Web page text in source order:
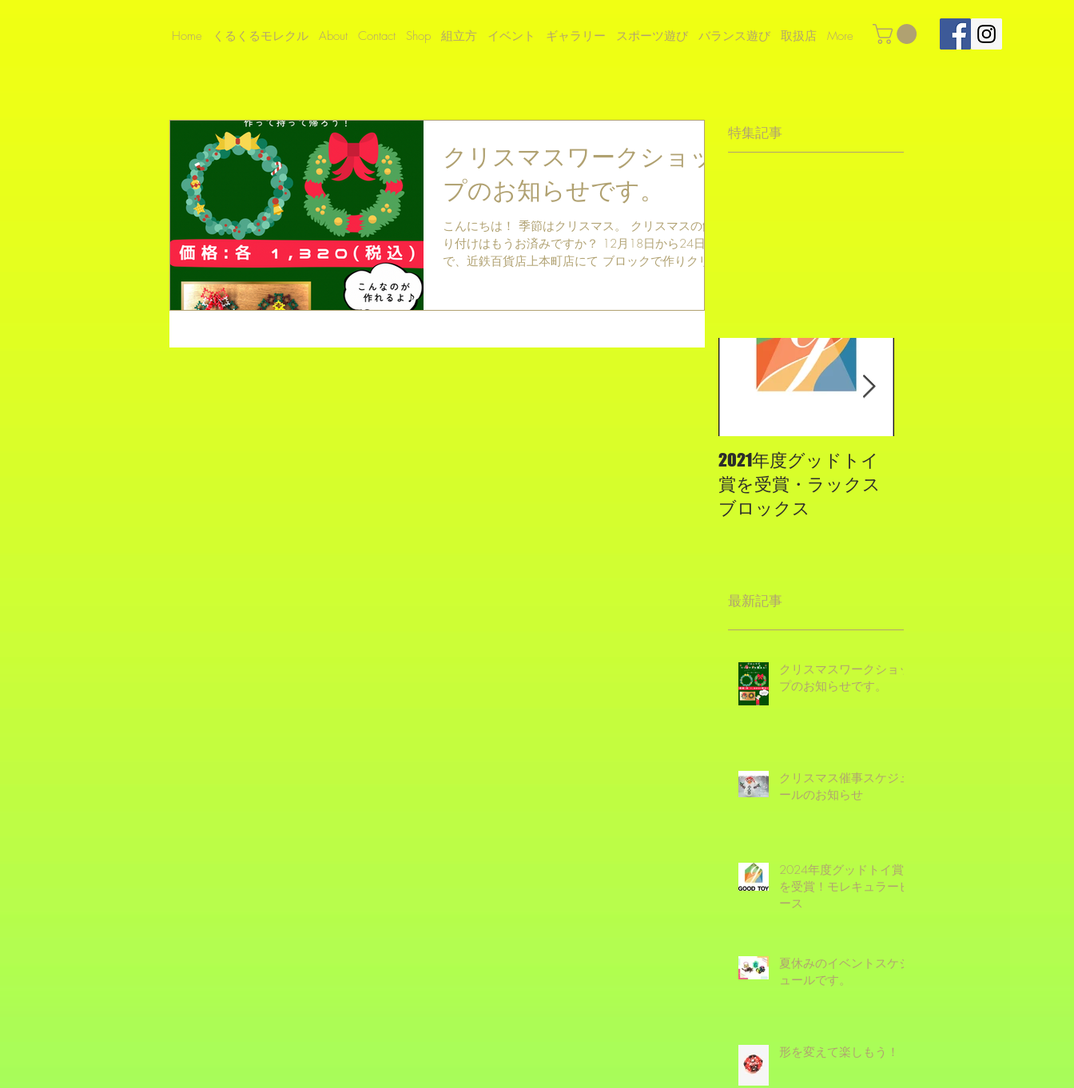
Home くるくるモレクル About Contact Shop 組立方 イベント ギャラリー スポーツ遊び バランス遊び 取扱店 More
クリスマスワークショッ
プのお知らせです。
こんにちは！ 季節はクリスマス。 クリスマスの飾
り付けはもうお済みですか？ 12月18日から24日ま
で、近鉄百貨店上本町店にて ブロックで作りクリス
特集記事
2021年度グッドトイ
賞を受賞・ラックス
ブロックス
最新記事
クリスマスワークショッ
プのお知らせです。
クリスマス催事スケジュ
ールのお知らせ
2024年度グッドトイ賞
を受賞！モレキュラーピ
ース
夏休みのイベントスケジ
ュールです。
形を変えて楽しもう！